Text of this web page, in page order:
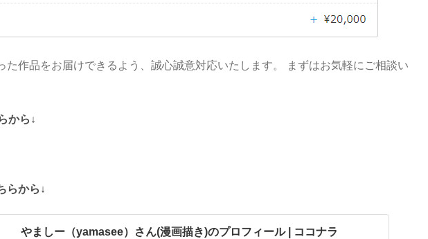
作品をお届けできるよう、誠心誠意対応いたします。 まずはお気軽にご相談い
から↓
らから↓
やましー（yamasee）さん(漫画描き)のプロフィール | ココナラ